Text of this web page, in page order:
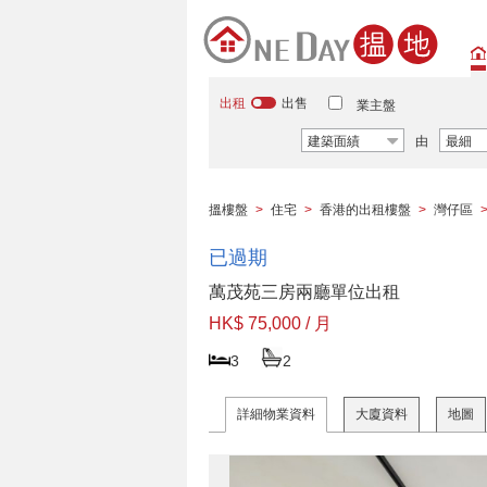
出租 出售 業主盤
建築面績 由 最細
搵樓盤 > 住宅 > 香港的出租樓盤 > 灣仔區 >
已過期
萬茂苑三房兩廳單位出租
HK$ 75,000 / 月
3 2
詳細物業資料 大廈資料 地圖